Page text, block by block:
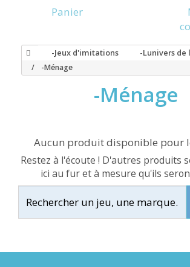
Panier
-Jeux d'imitations -Lunivers
-Ménage
-Ménage
Aucun produit disponible pour
Restez à l'écoute ! D'autres produits
ici au fur et à mesure qu'ils